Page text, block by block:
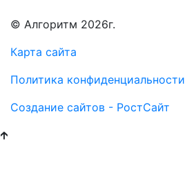
© Алгоритм 2026г.
Карта сайта
Политика конфиденциальности
Создание сайтов - РостСайт
🡱